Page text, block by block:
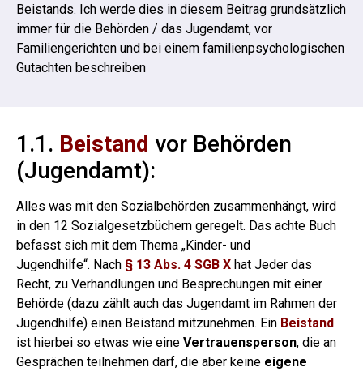
Beistands. Ich werde dies in diesem Beitrag grundsätzlich
immer für die Behörden / das Jugendamt, vor
Familiengerichten und bei einem familienpsychologischen
Gutachten beschreiben
1.1. Beistand vor Behörden
(Jugendamt):
Alles was mit den Sozialbehörden zusammenhängt, wird
in den 12 Sozialgesetzbüchern geregelt. Das achte Buch
befasst sich mit dem Thema „Kinder- und
Jugendhilfe“. Nach § 13 Abs. 4 SGB X hat Jeder das
Recht, zu Verhandlungen und Besprechungen mit einer
Behörde (dazu zählt auch das Jugendamt im Rahmen der
Jugendhilfe) einen Beistand mitzunehmen. Ein Beistand
ist hierbei so etwas wie eine Vertrauensperson, die an
Gesprächen teilnehmen darf, die aber keine eigene